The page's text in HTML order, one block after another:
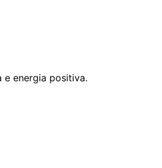
energia positiva.